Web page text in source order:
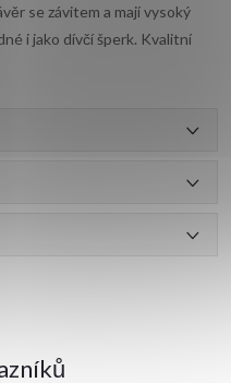
se závitem a mají vysoký
i jako dívčí šperk. Kvalitní